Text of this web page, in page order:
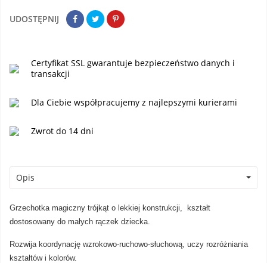
UDOSTĘPNIJ
Certyfikat SSL gwarantuje bezpieczeństwo danych i
transakcji
Dla Ciebie współpracujemy z najlepszymi kurierami
Zwrot do 14 dni
Opis
Grzechotka magiczny trójkąt o lekkiej konstrukcji, kształt
dostosowany do małych rączek dziecka.
Rozwija koordynację wzrokowo-ruchowo-słuchową, uczy rozróżniania
kształtów i kolorów.